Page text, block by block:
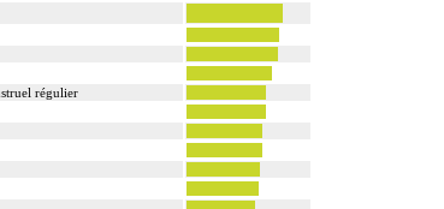
régulier